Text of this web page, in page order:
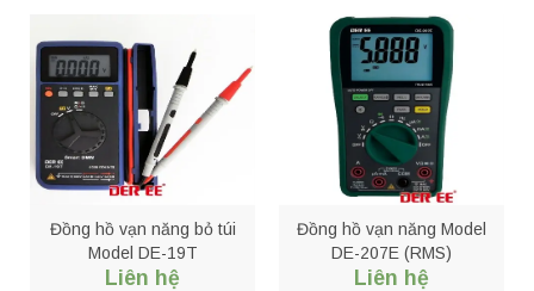
Đồng hồ vạn năng bỏ túi
Model DE-19T
Liên hệ
Đồng hồ vạn năng Model
DE-207E (RMS)
Liên hệ